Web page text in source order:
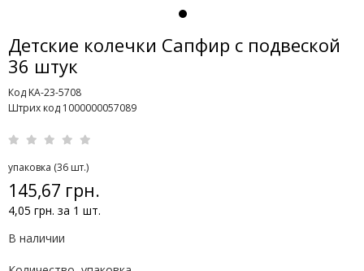
Детские колечки Сапфир с подвеской
36 штук
Код KA-23-5708
Штрих код 1000000057089
упаковка (36 шт.)
145,67 грн.
4,05 грн. за 1 шт.
В наличии